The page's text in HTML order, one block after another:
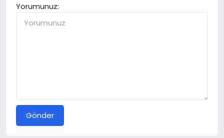
Yorumunuz:
Gönder